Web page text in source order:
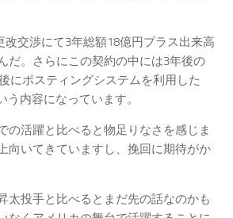
改交渉にて3年総額18億円プラス出来高
だ。さらにこの契約の中には3年後の
にポスティングシステムを利用した
う内容になっています。
の活躍と比べると物足りなさを感じま
向いてきていますし、挽回に期待がか
太投手と比べるとまだ先の話なのかも